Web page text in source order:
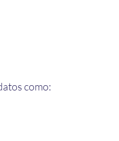
como: